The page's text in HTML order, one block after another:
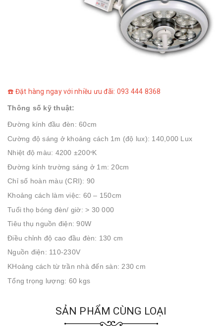
☎️ Đặt hàng ngay với nhiều ưu đãi: 093 444 8368
Thông số kỹ thuật:
Đường kính đầu đèn: 60cm
Cường độ sáng ở khoảng cách 1m (độ lux): 140,000 Lux
Nhiệt độ màu: 4200 ±200oK
Đường kính trường sáng ở 1m: 20cm
Chỉ số hoàn màu (CRI): 90
Khoảng cách làm việc: 60 – 150cm
Tuổi thọ bóng đèn/ giờ: > 30 000
Tiêu thụ nguồn điện: 90W
Điều chỉnh độ cao đầu đèn: 130 cm
Nguồn điện: 110-230V
KHoảng cách từ trần nhà đến sàn: 230 cm
Tổng trọng lượng: 60 kgs
SẢN PHẨM CÙNG LOẠI